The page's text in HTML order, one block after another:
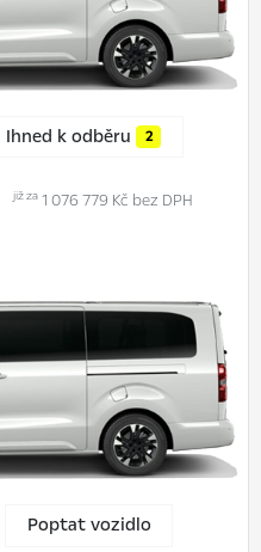
Ihned k odběru 2
již za 1 076 779 Kč bez DPH
Poptat vozidlo